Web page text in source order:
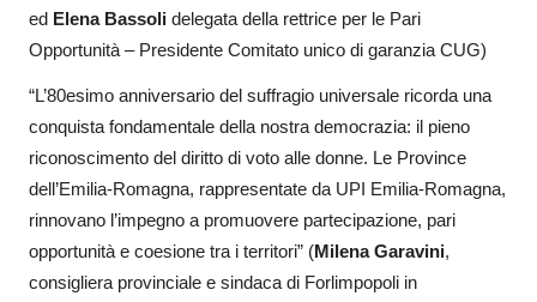
ed Elena Bassoli delegata della rettrice per le Pari
Opportunità – Presidente Comitato unico di garanzia CUG)
“L’80esimo anniversario del suffragio universale ricorda una
conquista fondamentale della nostra democrazia: il pieno
riconoscimento del diritto di voto alle donne. Le Province
dell’Emilia-Romagna, rappresentate da UPI Emilia-Romagna,
rinnovano l’impegno a promuovere partecipazione, pari
opportunità e coesione tra i territori” (Milena Garavini,
consigliera provinciale e sindaca di Forlimpopoli in